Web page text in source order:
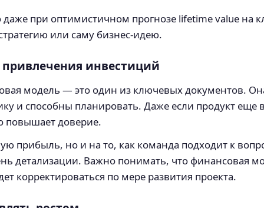
при оптимистичном прогнозе lifetime value на
или саму бизнес-идею.
инвестиций
модель — это один из ключевых документов.
и способны планировать. Даже если продукт еще
повышает доверие.
прибыль, но и на то, как команда подходит к
детализации. Важно понимать, что финансовая
корректироваться по мере развития проекта.